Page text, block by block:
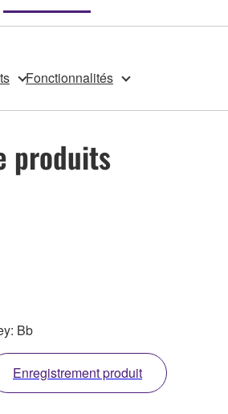
Fonctionnalités
produits
Bb
Enregistrement produit